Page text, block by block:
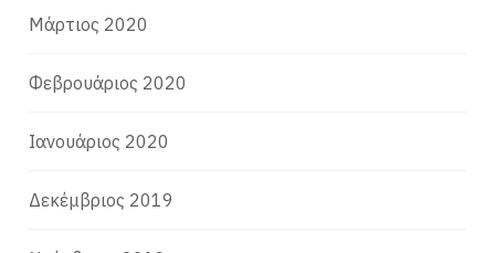
Μάρτιος 2020
Φεβρουάριος 2020
Ιανουάριος 2020
Δεκέμβριος 2019